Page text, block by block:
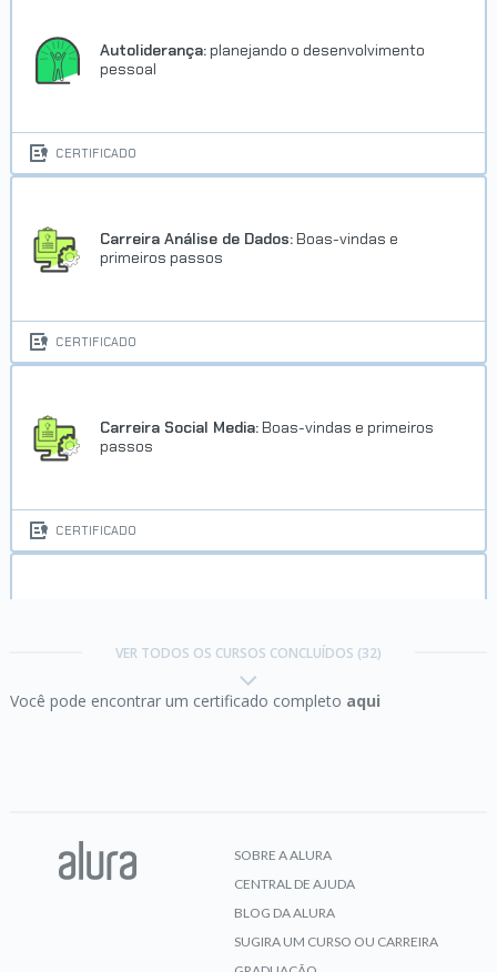
Autoliderança: planejando o desenvolvimento
pessoal
CERTIFICADO
Carreira Análise de Dados: Boas-vindas e
primeiros passos
CERTIFICADO
Carreira Social Media: Boas-vindas e primeiros
passos
CERTIFICADO
VER TODOS OS CURSOS CONCLUÍDOS (32)
Você pode encontrar um certificado completo aqui
SOBRE A ALURA
CENTRAL DE AJUDA
BLOG DA ALURA
SUGIRA UM CURSO OU CARREIRA